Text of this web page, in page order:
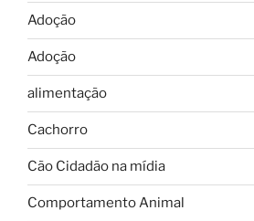
Adoção
Adoção
alimentação
Cachorro
Cão Cidadão na mídia
Comportamento Animal